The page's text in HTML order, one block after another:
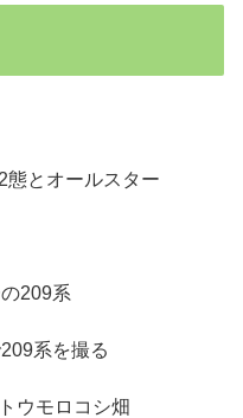
態とオールスター
209系
系を撮る
ウモロコシ畑